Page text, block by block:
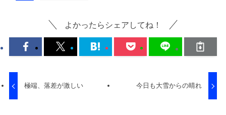
よかったらシェアしてね！
極端、落差が激しい 今日も大雪からの晴れ